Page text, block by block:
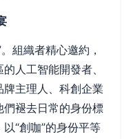
組織者精心邀約，
人工智能開發者、
主理人、科創企業
褪去日常的身份標
“創咖”的身份平等